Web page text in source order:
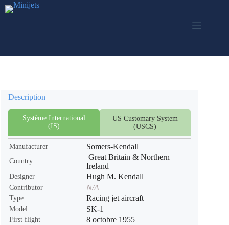
Skip
to
Description
Système International
(IS)
US Customary System
(USCS)
Manufacturer Somers-Kendall
Country
Great Britain & Northern
Ireland
Designer Hugh M. Kendall
Contributor N/A
Type Racing jet aircraft
Model SK-1
First flight 8 octobre 1955